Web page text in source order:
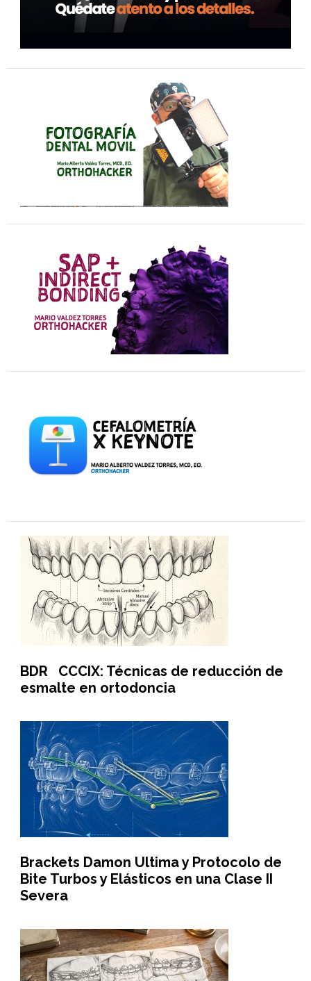
BDR CCCIX: Técnicas de reducción de
esmalte en ortodoncia
Brackets Damon Ultima y Protocolo de
Bite Turbos y Elásticos en una Clase II
Severa